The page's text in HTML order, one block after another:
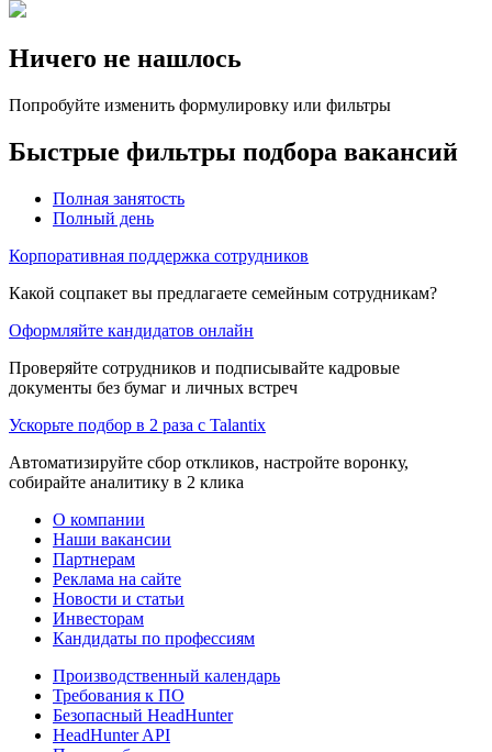
Ничего не нашлось
Попробуйте изменить формулировку или фильтры
Быстрые фильтры подбора вакансий
Полная занятость
Полный день
Корпоративная поддержка сотрудников
Какой соцпакет вы предлагаете семейным сотрудникам?
Оформляйте кандидатов онлайн
Проверяйте сотрудников и подписывайте кадровые
документы без бумаг и личных встреч
Ускорьте подбор в 2 раза с Talantix
Автоматизируйте сбор откликов, настройте воронку,
собирайте аналитику в 2 клика
О компании
Наши вакансии
Партнерам
Реклама на сайте
Новости и статьи
Инвесторам
Кандидаты по профессиям
Производственный календарь
Требования к ПО
Безопасный HeadHunter
HeadHunter API